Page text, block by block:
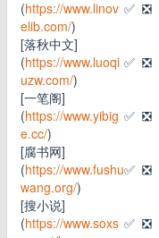
(https://www.linov
elib.com/)
✅ ❎
[落秋中文]
(https://www.luoqi
uzw.com/)
✅ ❎
[一笔阁]
(https://www.yibig
e.cc/)
✅ ❎
[腐书网]
(https://www.fushu
wang.org/)
✅ ❎
[搜小说]
(https://www.soxs ✅ ❎